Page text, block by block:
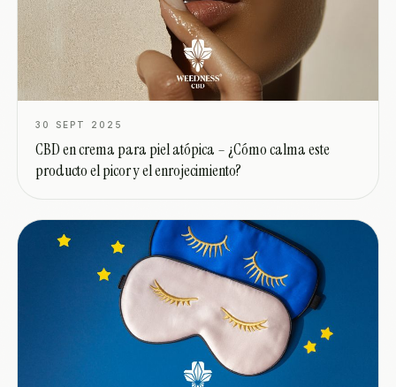
30 SEPT 2025
CBD en crema para piel atópica – ¿Cómo calma este
producto el picor y el enrojecimiento?